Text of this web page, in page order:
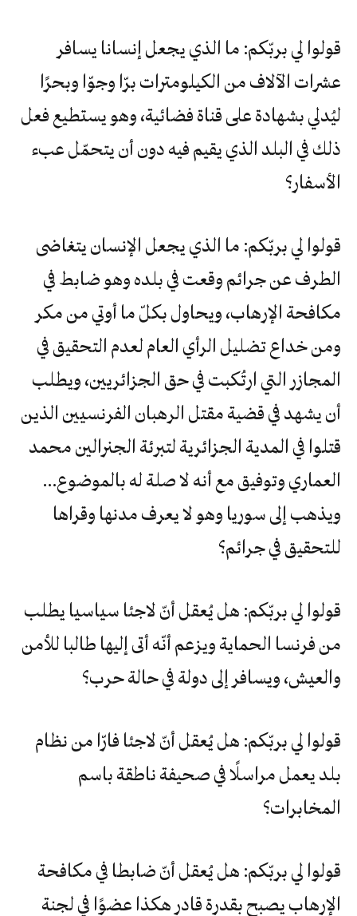
قولوا لي بربّكم: ما الذي يجعل إنسانا يسافر
عشرات الآلاف من الكيلومترات برّا وجوّا وبحرًا
ليُدلي بشهادة على قناة فضائية، وهو يستطيع فعل
ذلك في البلد الذي يقيم فيه دون أن يتحمّل عبء
الأسفار؟
قولوا لي بربّكم: ما الذي يجعل الإنسان يتغاضى
الطرف عن جرائم وقعت في بلده وهو ضابط في
مكافحة الإرهاب، ويحاول بكلّ ما أوتي من مكر
ومن خداع تضليل الرأي العام لعدم التحقيق في
المجازر التي ارتُكبت في حق الجزائريين، ويطلب
أن يشهد في قضية مقتل الرهبان الفرنسيين الذين
قتلوا في المدية الجزائرية لتبرئة الجنرالين محمد
العماري وتوفيق مع أنه لا صلة له بالموضوع…
ويذهب إلى سوريا وهو لا يعرف مدنها وقراها
للتحقيق في جرائم؟
قولوا لي بربّكم: هل يُعقل أنّ لاجئا سياسيا يطلب
من فرنسا الحماية ويزعم أنّه أتى إليها طالبا للأمن
والعيش، ويسافر إلى دولة في حالة حرب؟
قولوا لي بربّكم: هل يُعقل أنّ لاجئا فارّا من نظام
بلد يعمل مراسلًا في صحيفة ناطقة باسم
المخابرات؟
قولوا لي بربّكم: هل يُعقل أنّ ضابطا في مكافحة
الإرهاب يصبح بقدرة قادر هكذا عضوًا في لجنة